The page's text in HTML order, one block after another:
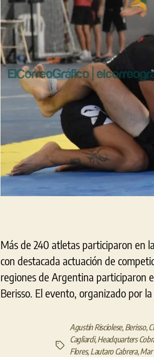
Más de 240 atletas participaron en
con destacada actuación de
regiones de Argentina participaron
Berisso. El evento, organizado por
Etiquetas
Agustín Risciolese, Berisso,
Cagliardi,Headquarters
Flores, Lautaro Cabrera,Mar